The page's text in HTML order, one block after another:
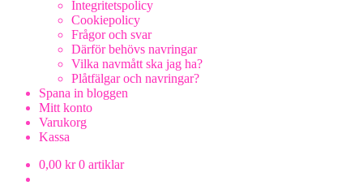
Integritetspolicy
Cookiepolicy
Frågor och svar
Därför behövs navringar
Vilka navmått ska jag ha?
Plåtfälgar och navringar?
Spana in bloggen
Mitt konto
Varukorg
Kassa
0,00 kr 0 artiklar